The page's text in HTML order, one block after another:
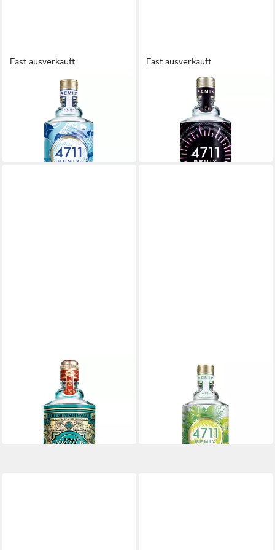
Fast ausverkauft
Eau de Cologne 4711 REMIX
(250,00 €/ 1 l)
in 1-2 Werktagen bei dir
Fast ausverkauft
Eau de Parfum 4711 REMIX
UVP29,00 €
(229,90 €/ 1 l)
in 1-2 Werktagen bei dir
Eau de Cologne 4711 ECHT
KÖLNISCH WASSER
(250,00 €/ 1 l)
in 1-2 Werktagen bei dir
Eau de Cologne 4711 REMIX
UVP25,00 €
(209,90 €/ 1 l)
in 1-2 Werktagen bei dir